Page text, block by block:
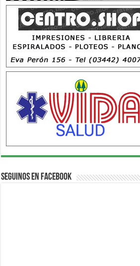
Seguinos en Facebook